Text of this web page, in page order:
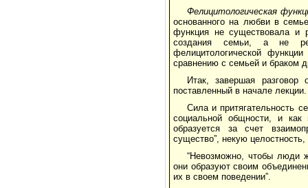
Фелицитологическая
основанного на любви в
функция не существовала и
создания семьи, а не
фелицитологической
сравнению с семьей и браком
Итак, завершая
поставленный в начале
Сила и притягательность
социальной общности, и как
образуется за счет
существо”, некую
“Невозможно, чтобы люди
они образуют своим
их в своем поведении”.